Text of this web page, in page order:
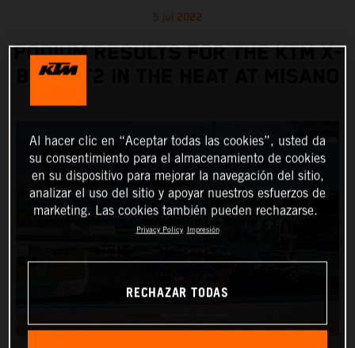
5 jul 2022
PODIUM RESULTS FOR THE KTM X-
BOW GT2 IN THE HEAT AT MISANO
Al hacer clic en “Aceptar todas las cookies”, usted da
su consentimiento para el almacenamiento de cookies
en su dispositivo para mejorar la navegación del sitio,
analizar el uso del sitio y apoyar nuestros esfuerzos de
marketing. Las cookies también pueden rechazarse.
Privacy Policy Impresión
RECHAZAR TODAS